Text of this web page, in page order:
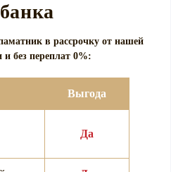
в рассрочку от нашей
без переплат 0%:
Выгода
Да